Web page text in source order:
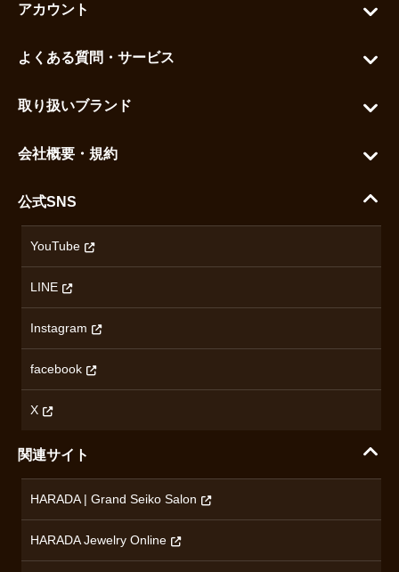
アカウント
お気に入りを見る
よくある質問・サービス
ご利用ガイド
配送・送料について
ハラダの保証とアフターサービス
取り扱いブランド
セイコー
カシオ
オリエントスター
ロンジン
チューダー
ブランド一覧を見る
会社概要・規約
沿革
特定商取引法に基づく表記
プライバシーポリシー
無断転載・商用利用について
コンテンツ制作ポリシーおよび生成AIの利用指針
公式SNS
YouTube
LINE
Instagram
facebook
X
関連サイト
HARADA | Grand Seiko Salon
HARADA Jewelry Online